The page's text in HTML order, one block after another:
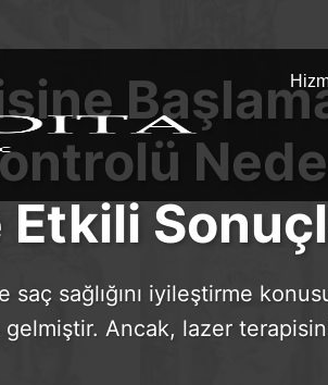
Etkili
sağlığını iyileştirme
Ancak, lazer